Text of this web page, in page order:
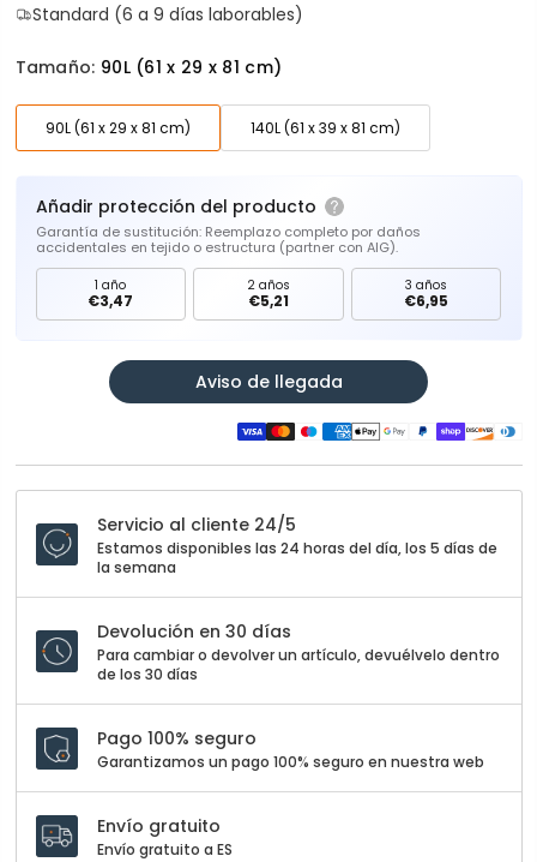
Standard (6 a 9 días laborables)
Tamaño: 90L (61 x 29 x 81 cm)
90L (61 x 29 x 81 cm) 140L (61 x 39 x 81 cm)
Añadir protección del producto
Garantía de sustitución: Reemplazo completo por daños
accidentales en tejido o estructura (partner con AIG).
1 año
€3,47
2 años
€5,21
3 años
€6,95
Aviso de llegada
Servicio al cliente 24/5
Estamos disponibles las 24 horas del día, los 5 días de
la semana
Devolución en 30 días
Para cambiar o devolver un artículo, devuélvelo dentro
de los 30 días
Pago 100% seguro
Garantizamos un pago 100% seguro en nuestra web
Envío gratuito
Envío gratuito a ES